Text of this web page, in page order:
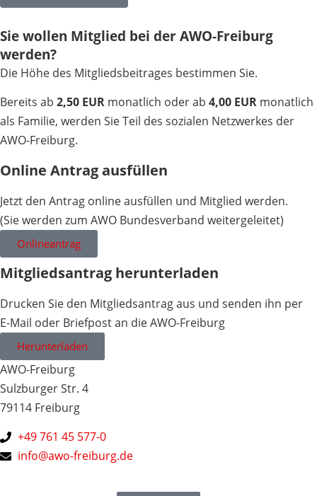
Sie wollen Mitglied bei der AWO-Freiburg
werden?
Die Höhe des Mitgliedsbeitrages bestimmen Sie.
Bereits ab 2,50 EUR monatlich oder ab 4,00 EUR monatlich
als Familie, werden Sie Teil des sozialen Netzwerkes der
AWO-Freiburg.
Online Antrag ausfüllen
Jetzt den Antrag online ausfüllen und Mitglied werden.
(Sie werden zum AWO Bundesverband weitergeleitet)
Onlineantrag
Mitgliedsantrag herunterladen
Drucken Sie den Mitgliedsantrag aus und senden ihn per
E-Mail oder Briefpost an die AWO-Freiburg
Herunterladen
AWO-Freiburg
Sulzburger Str. 4
79114 Freiburg
+49 761 45 577-0
info@awo-freiburg.de